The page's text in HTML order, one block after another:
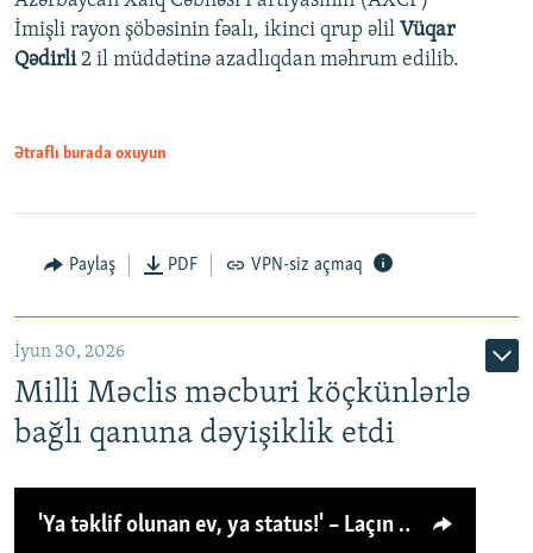
İmişli rayon şöbəsinin fəalı, ikinci qrup əlil Vüqar
Qədirli2 il müddətinə azadlıqdan məhrum edilib.
Ətraflı burada oxuyun
Paylaş PDF VPN-siz açmaq
İyun 30, 2026
Milli Məclis məcburi köçkünlərlə
bağlı qanuna dəyişiklik etdi
'Ya təklif olunan ev, ya status!' – Laçın köçkünü: 'Laçından başqa heç hara!'